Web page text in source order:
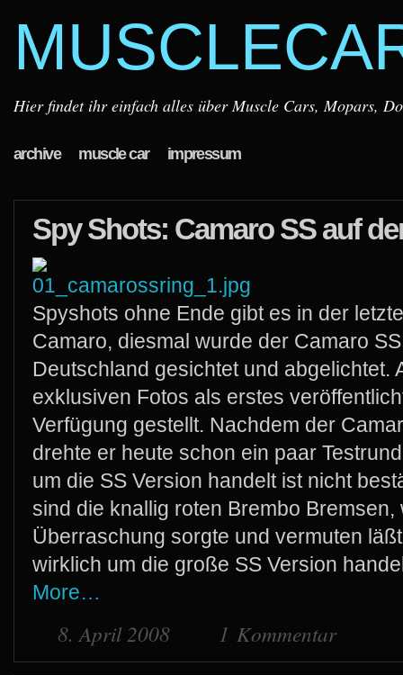
Hier findet ihr einfach alles über Muscle Cars, Mopars,
archive muscle car impressum
Spy Shots: Camaro SS auf
Spyshots ohne Ende gibt es in der
Camaro, diesmal wurde der Camaro
Deutschland gesichtet und abgelichtet.
exklusiven Fotos als erstes
Verfügung gestellt. Nachdem der
drehte er heute schon ein paar
um die SS Version handelt ist nicht
sind die knallig roten Brembo Bremsen,
Überraschung sorgte und vermuten
wirklich um die große SS Version
More…
8. April 2008 1 Kommentar